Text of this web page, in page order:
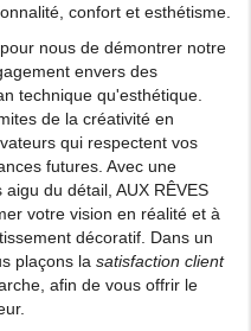
confort et esthétisme.
nous de démontrer notre
envers des
technique qu'esthétique.
de la créativité en
qui respectent vos
futures. Avec une
du détail, AUX RÊVES
votre vision en réalité et à
décoratif. Dans un
plaçons la satisfaction client
afin de vous offrir le